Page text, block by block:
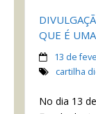
QUE É
13 de
cartilha
No dia 13